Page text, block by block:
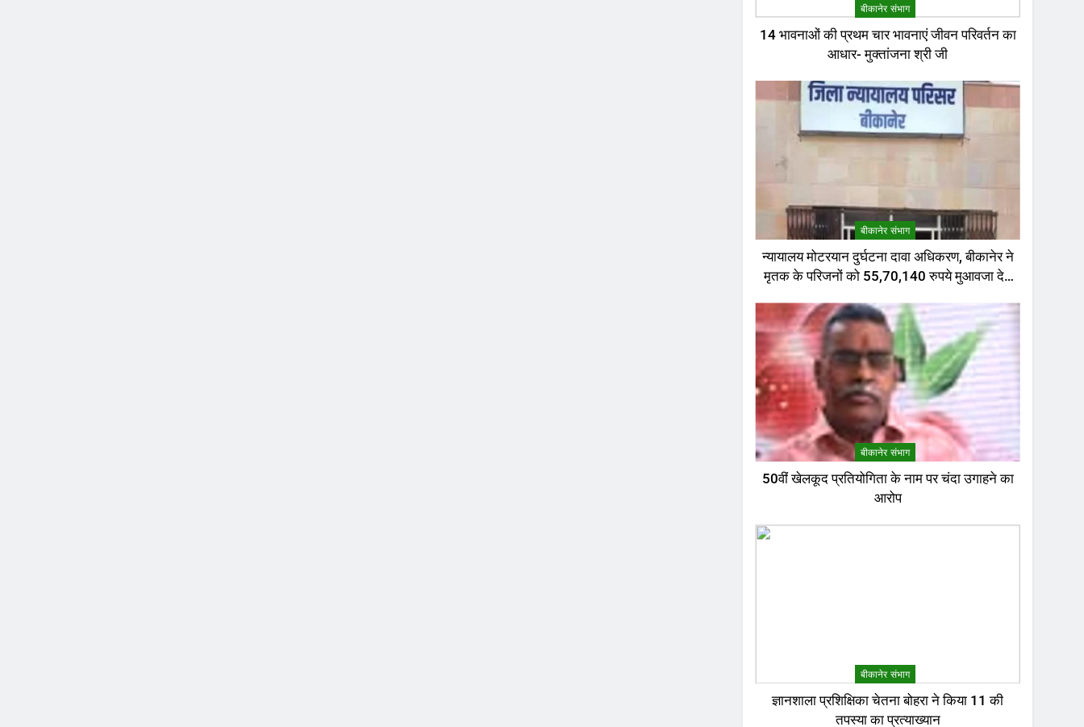
बीकानेर संभाग
14 भावनाओं की प्रथम चार भावनाएं जीवन परिवर्तन का
आधार- मुक्तांजना श्री जी
बीकानेर संभाग
न्यायालय मोटरयान दुर्घटना दावा अधिकरण, बीकानेर ने
मृतक के परिजनों को 55,70,140 रुपये मुआवजा देने
बीकानेर संभाग
50वीं खेलकूद प्रतियोगिता के नाम पर चंदा उगाहने का
आरोप
बीकानेर संभाग
ज्ञानशाला प्रशिक्षिका चेतना बोहरा ने किया 11 की
तपस्या का प्रत्याख्यान